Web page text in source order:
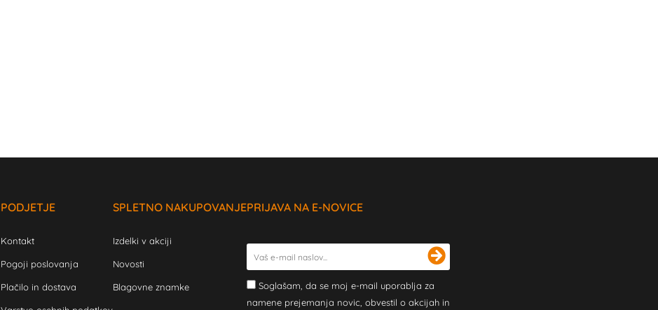
PODJETJE
Kontakt
Pogoji poslovanja
Plačilo in dostava
SPLETNO NAKUPOVANJE
Izdelki v akciji
Novosti
Blagovne znamke
PRIJAVA NA E-NOVICE
Soglašam, da se moj e-mail uporablja za
namene prejemanja novic, obvestil o akcijah in